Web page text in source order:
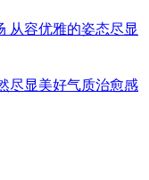
从容优雅的姿态尽显
尽显美好气质治愈感